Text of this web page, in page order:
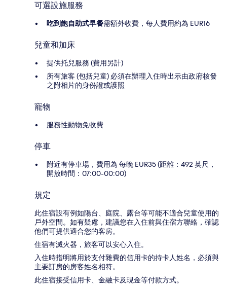
可選設施服務
吃到飽自助式早餐需額外收費，每人費用約為 EUR16
兒童和加床
提供托兒服務 (費用另計)
所有旅客 (包括兒童) 必須在辦理入住時出示由政府核發
之附相片的身份證或護照
寵物
服務性動物免收費
停車
附近有停車場，費用為 每晚 EUR35 (距離：492 英尺，
開放時間：07:00-00:00)
規定
此住宿設有例如陽台、庭院、露台等可能不適合兒童使用的
戶外空間。如有疑慮，建議您在入住前與住宿方聯絡，確認
他們可提供適合您的客房。
住宿有滅火器，旅客可以安心入住。
入住時指明將用於支付雜費的信用卡的持卡人姓名，必須與
主要訂房的房客姓名相符。
此住宿接受信用卡、金融卡及現金等付款方式。